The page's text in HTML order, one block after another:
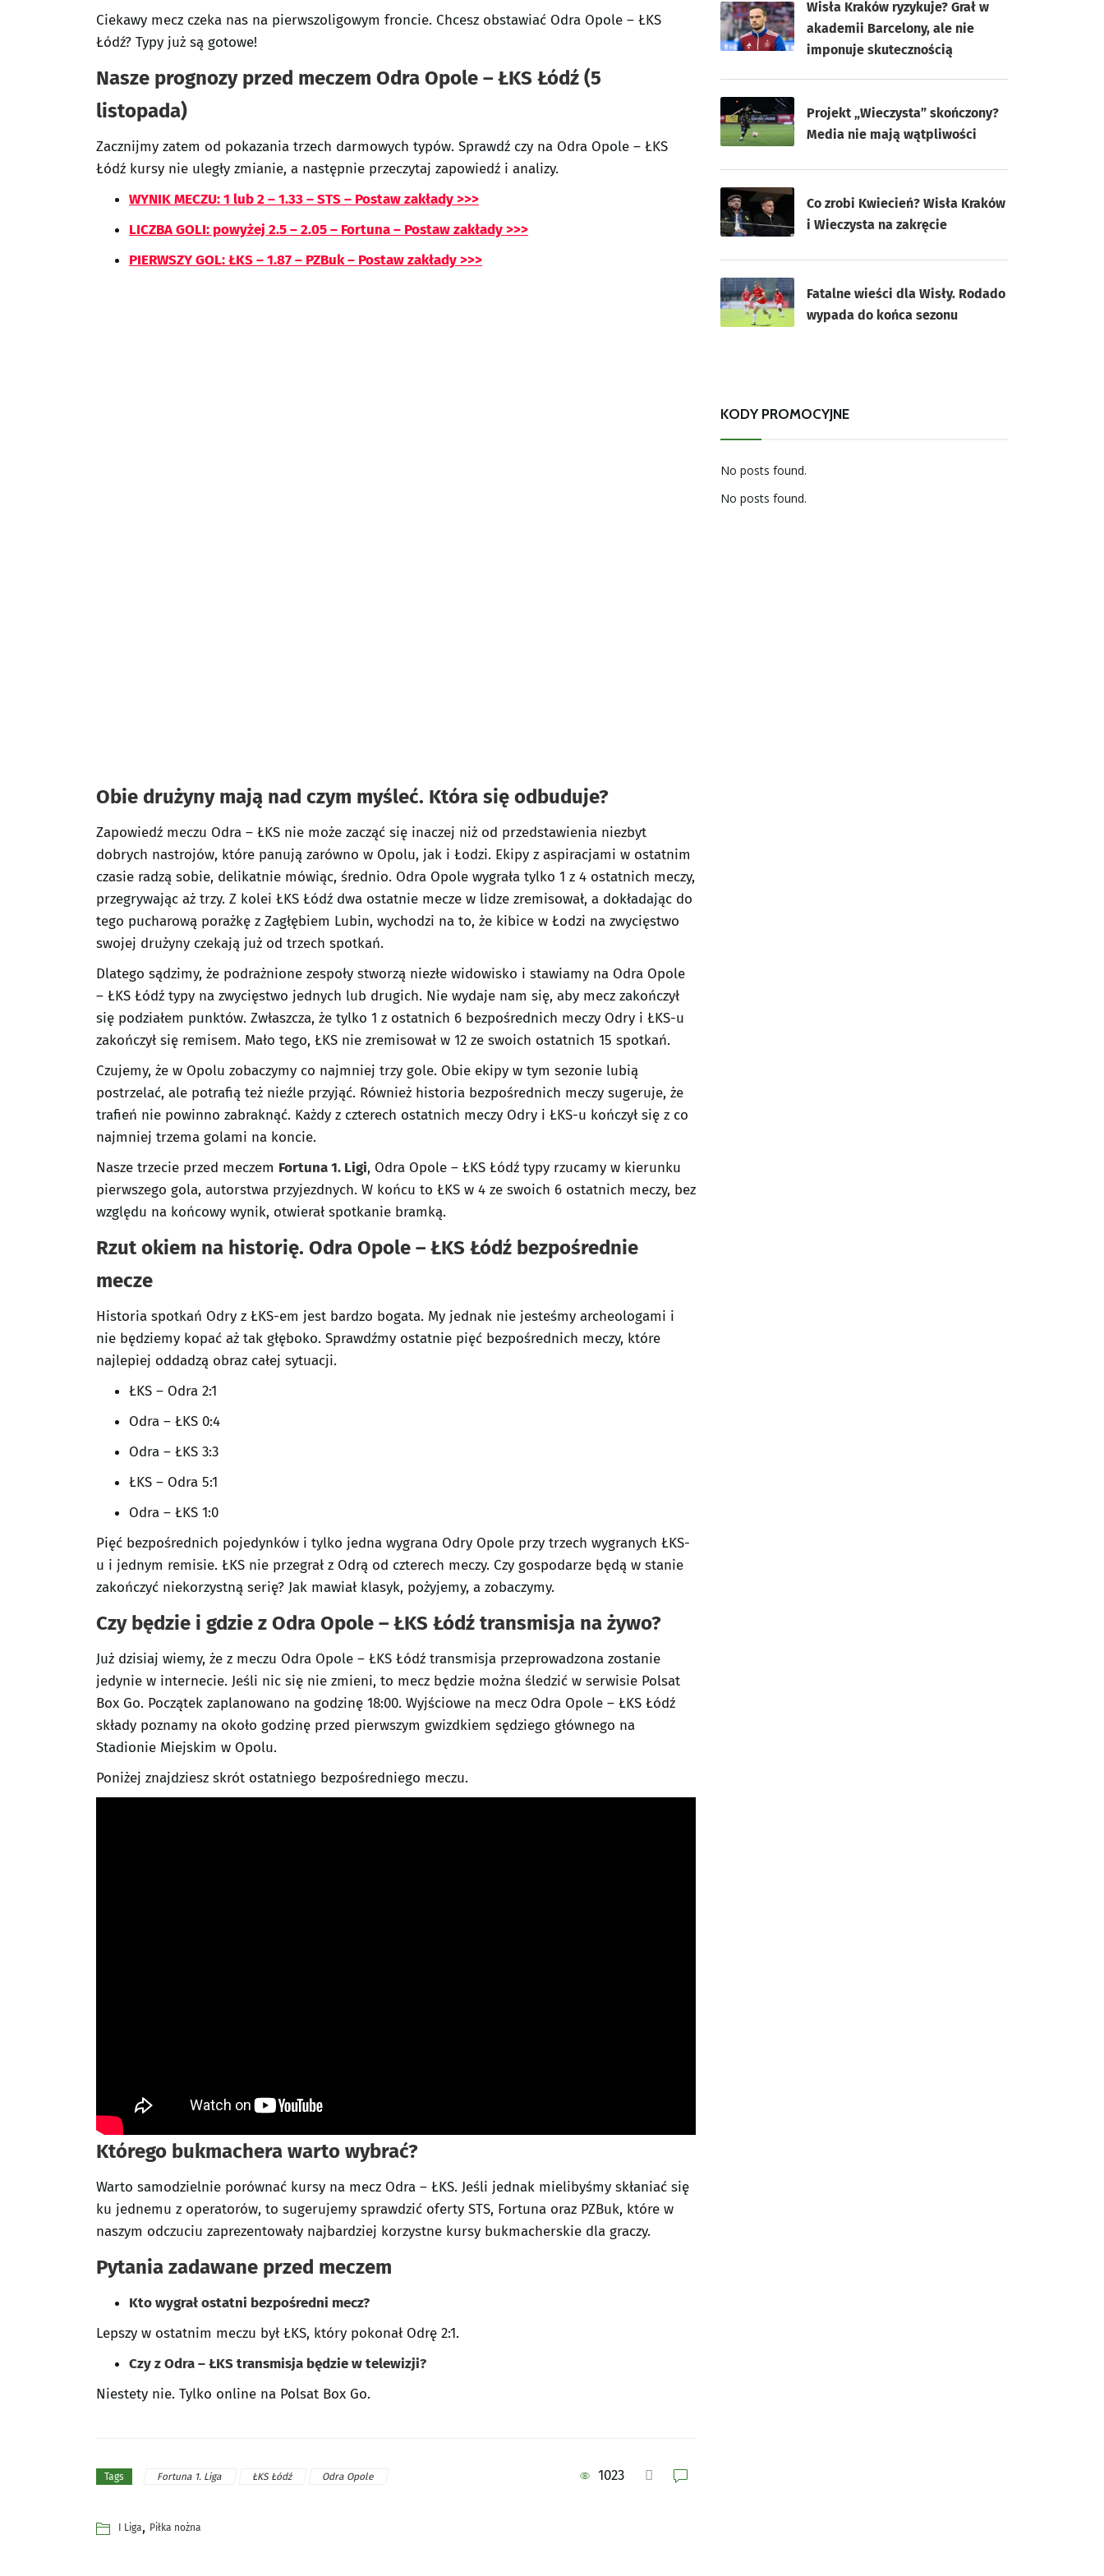
Ciekawy mecz czeka nas na pierwszoligowym froncie. Chcesz obstawiać Odra Opole – ŁKS
Łódź? Typy już są gotowe!
Nasze prognozy przed meczem Odra Opole – ŁKS Łódź (5
listopada)
Zacznijmy zatem od pokazania trzech darmowych typów. Sprawdź czy na Odra Opole – ŁKS
Łódź kursy nie uległy zmianie, a następnie przeczytaj zapowiedź i analizy.
WYNIK MECZU: 1 lub 2 – 1.33 – STS – Postaw zakłady >>>
LICZBA GOLI: powyżej 2.5 – 2.05 – Fortuna – Postaw zakłady >>>
PIERWSZY GOL: ŁKS – 1.87 – PZBuk – Postaw zakłady >>>
Obie drużyny mają nad czym myśleć. Która się odbuduje?
Zapowiedź meczu Odra – ŁKS nie może zacząć się inaczej niż od przedstawienia niezbyt
dobrych nastrojów, które panują zarówno w Opolu, jak i Łodzi. Ekipy z aspiracjami w ostatnim
czasie radzą sobie, delikatnie mówiąc, średnio. Odra Opole wygrała tylko 1 z 4 ostatnich meczy,
przegrywając aż trzy. Z kolei ŁKS Łódź dwa ostatnie mecze w lidze zremisował, a dokładając do
tego pucharową porażkę z Zagłębiem Lubin, wychodzi na to, że kibice w Łodzi na zwycięstwo
swojej drużyny czekają już od trzech spotkań.
Dlatego sądzimy, że podrażnione zespoły stworzą niezłe widowisko i stawiamy na Odra Opole
– ŁKS Łódź typy na zwycięstwo jednych lub drugich. Nie wydaje nam się, aby mecz zakończył
się podziałem punktów. Zwłaszcza, że tylko 1 z ostatnich 6 bezpośrednich meczy Odry i ŁKS-u
zakończył się remisem. Mało tego, ŁKS nie zremisował w 12 ze swoich ostatnich 15 spotkań.
Czujemy, że w Opolu zobaczymy co najmniej trzy gole. Obie ekipy w tym sezonie lubią
postrzelać, ale potrafią też nieźle przyjąć. Również historia bezpośrednich meczy sugeruje, że
trafień nie powinno zabraknąć. Każdy z czterech ostatnich meczy Odry i ŁKS-u kończył się z co
najmniej trzema golami na koncie.
Nasze trzecie przed meczem Fortuna 1. Ligi, Odra Opole – ŁKS Łódź typy rzucamy w kierunku
pierwszego gola, autorstwa przyjezdnych. W końcu to ŁKS w 4 ze swoich 6 ostatnich meczy, bez
względu na końcowy wynik, otwierał spotkanie bramką.
Rzut okiem na historię. Odra Opole – ŁKS Łódź bezpośrednie
mecze
Historia spotkań Odry z ŁKS-em jest bardzo bogata. My jednak nie jesteśmy archeologami i
nie będziemy kopać aż tak głęboko. Sprawdźmy ostatnie pięć bezpośrednich meczy, które
najlepiej oddadzą obraz całej sytuacji.
ŁKS – Odra 2:1
Odra – ŁKS 0:4
Odra – ŁKS 3:3
ŁKS – Odra 5:1
Odra – ŁKS 1:0
Pięć bezpośrednich pojedynków i tylko jedna wygrana Odry Opole przy trzech wygranych ŁKS-
u i jednym remisie. ŁKS nie przegrał z Odrą od czterech meczy. Czy gospodarze będą w stanie
zakończyć niekorzystną serię? Jak mawiał klasyk, pożyjemy, a zobaczymy.
Czy będzie i gdzie z Odra Opole – ŁKS Łódź transmisja na żywo?
Już dzisiaj wiemy, że z meczu Odra Opole – ŁKS Łódź transmisja przeprowadzona zostanie
jedynie w internecie. Jeśli nic się nie zmieni, to mecz będzie można śledzić w serwisie Polsat
Box Go. Początek zaplanowano na godzinę 18:00. Wyjściowe na mecz Odra Opole – ŁKS Łódź
składy poznamy na około godzinę przed pierwszym gwizdkiem sędziego głównego na
Stadionie Miejskim w Opolu.
Poniżej znajdziesz skrót ostatniego bezpośredniego meczu.
Którego bukmachera warto wybrać?
Warto samodzielnie porównać kursy na mecz Odra – ŁKS. Jeśli jednak mielibyśmy skłaniać się
ku jednemu z operatorów, to sugerujemy sprawdzić oferty STS, Fortuna oraz PZBuk, które w
naszym odczuciu zaprezentowały najbardziej korzystne kursy bukmacherskie dla graczy.
Pytania zadawane przed meczem
Kto wygrał ostatni bezpośredni mecz?
Lepszy w ostatnim meczu był ŁKS, który pokonał Odrę 2:1.
Czy z Odra – ŁKS transmisja będzie w telewizji?
Niestety nie. Tylko online na Polsat Box Go.
Tags Fortuna 1. Liga ŁKS Łódź Odra Opole 1023
I Liga, Piłka nożna
Wisła Kraków ryzykuje? Grał w
akademii Barcelony, ale nie
imponuje skutecznością
Projekt „Wieczysta” skończony?
Media nie mają wątpliwości
Co zrobi Kwiecień? Wisła Kraków
i Wieczysta na zakręcie
Fatalne wieści dla Wisły. Rodado
wypada do końca sezonu
KODY PROMOCYJNE
No posts found.
No posts found.